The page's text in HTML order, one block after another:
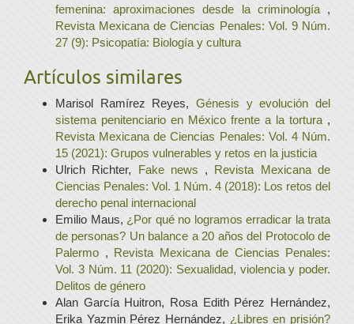
femenina: aproximaciones desde la criminología ,
Revista Mexicana de Ciencias Penales: Vol. 9 Núm.
27 (9): Psicopatía: Biología y cultura
Artículos similares
Marisol Ramírez Reyes, Génesis y evolución del
sistema penitenciario en México frente a la tortura ,
Revista Mexicana de Ciencias Penales: Vol. 4 Núm.
15 (2021): Grupos vulnerables y retos en la justicia
Ulrich Richter, Fake news , Revista Mexicana de
Ciencias Penales: Vol. 1 Núm. 4 (2018): Los retos del
derecho penal internacional
Emilio Maus, ¿Por qué no logramos erradicar la trata
de personas? Un balance a 20 años del Protocolo de
Palermo , Revista Mexicana de Ciencias Penales:
Vol. 3 Núm. 11 (2020): Sexualidad, violencia y poder.
Delitos de género
Alan García Huitron, Rosa Edith Pérez Hernández,
Erika Yazmin Pérez Hernández, ¿Libres en prisión?